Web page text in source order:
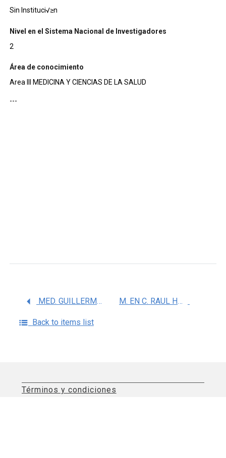
Sin Instituci√≥n
Nivel en el Sistema Nacional de Investigadores
2
Área de conocimiento
Area III MEDICINA Y CIENCIAS DE LA SALUD
---
MED. GUILLERMO FANGHANEL SALMON M. EN C. RAUL HUMBERTO SANSORES MARTINEZ
Back to items list
Términos y condiciones